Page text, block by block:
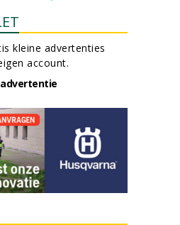
kleine advertenties
account.